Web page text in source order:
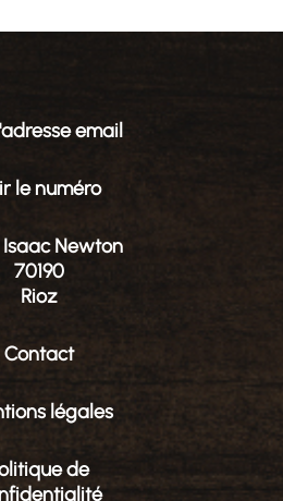
email
le numéro
Isaac Newton
70190
Rioz
Contact
légales
de